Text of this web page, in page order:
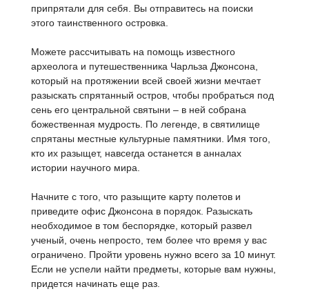
припрятали для себя. Вы отправитесь на поиски
этого таинственного островка.
Можете рассчитывать на помощь известного
археолога и путешественника Чарльза Джонсона,
который на протяжении всей своей жизни мечтает
разыскать спрятанный остров, чтобы пробраться под
сень его центральной святыни – в ней собрана
божественная мудрость. По легенде, в святилище
спрятаны местные культурные памятники. Имя того,
кто их разыщет, навсегда останется в анналах
истории научного мира.
Начните с того, что разыщите карту полетов и
приведите офис Джонсона в порядок. Разыскать
необходимое в том беспорядке, который развел
ученый, очень непросто, тем более что время у вас
ограничено. Пройти уровень нужно всего за 10 минут.
Если не успели найти предметы, которые вам нужны,
придется начинать еще раз.